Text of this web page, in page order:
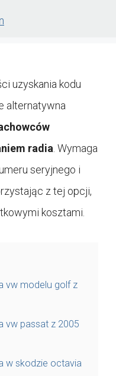
uzyskania kodu
alternatywna
radia. Wymaga
seryjnego i
z tej opcji,
kosztami.
vw modelu golf z
vw passat z 2005
w skodzie octavia